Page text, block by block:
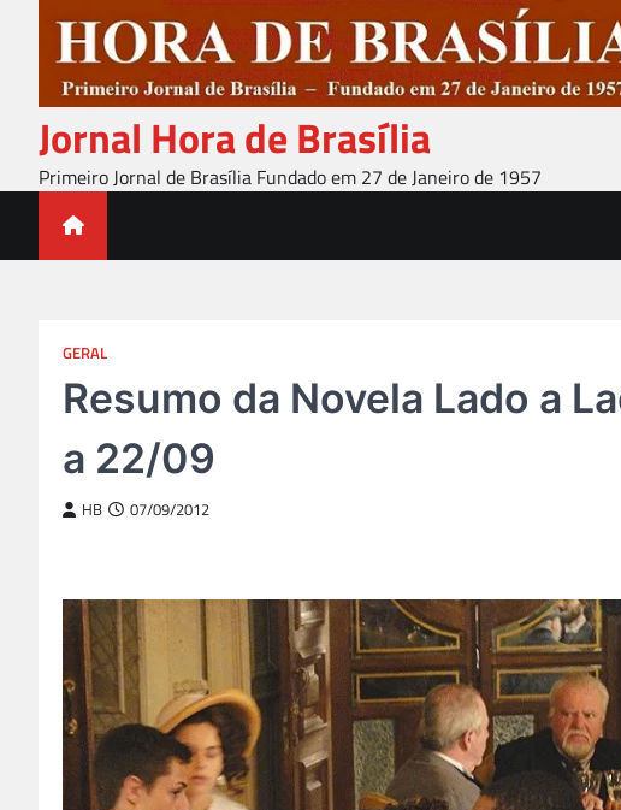
content
Jornal Hora de Brasília
Primeiro Jornal de Brasília Fundado em 27 de Janeiro de 1957
GERAL
Resumo da Novela Lado a
a 22/09
HB 07/09/2012